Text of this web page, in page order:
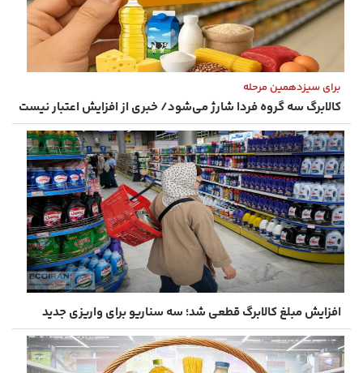
برای سیزدهمین مرحله
کالابرگ سه گروه فردا شارژ می‌شود/ خبری از افزایش اعتبار نیست
افزایش مبلغ کالابرگ قطعی شد؛ سه سناریو برای واریزی جدید